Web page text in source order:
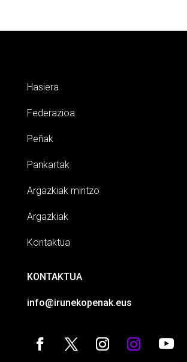
Hasiera
Federazioa
Peñak
Pankartak
Argazkiak mintzo
Argazkiak
Kontaktua
KONTAKTUA
info@irunekopenak.eus